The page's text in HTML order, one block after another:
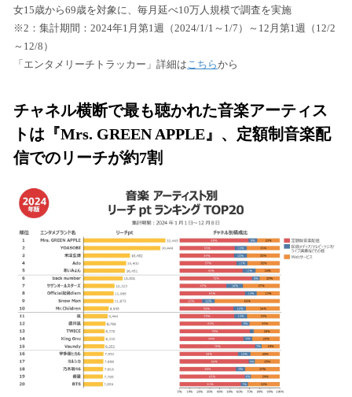
女15歳から69歳を対象に、毎月延べ10万人規模で調査を実施
※2：集計期間：2024年1月第1週（2024/1/1～1/7）～12月第1週（12/2
～12/8）
「エンタメリーチトラッカー」詳細はこちらから
チャネル横断で最も聴かれた音楽アーティス
トは『Mrs. GREEN APPLE』、定額制音楽配
信でのリーチが約7割